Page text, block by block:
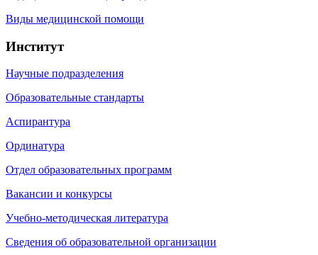
Виды медицинской помощи
Институт
Научные подразделения
Образовательные стандарты
Аспирантура
Ординатура
Отдел образовательных программ
Вакансии и конкурсы
Учебно-методическая литература
Сведения об образовательной организации